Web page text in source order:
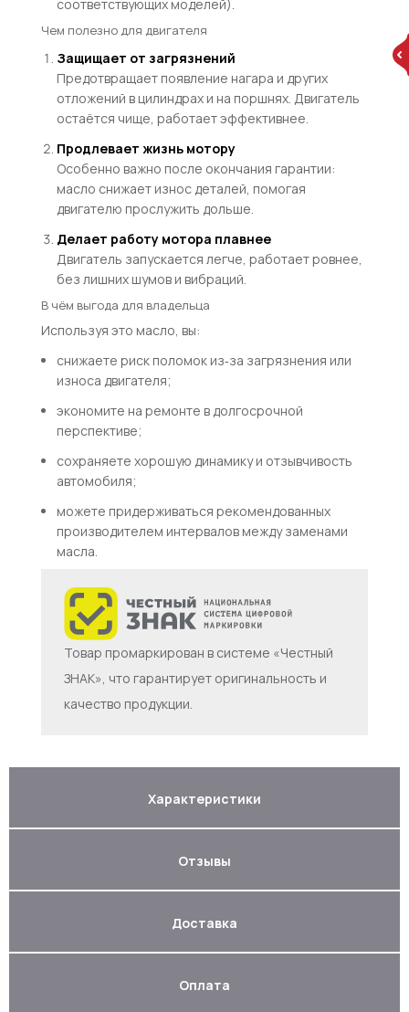
соответствующих моделей).
Чем полезно для двигателя
Защищает от загрязнений
Предотвращает появление нагара и других
отложений в цилиндрах и на поршнях. Двигатель
остаётся чище, работает эффективнее.
Продлевает жизнь мотору
Особенно важно после окончания гарантии:
масло снижает износ деталей, помогая
двигателю прослужить дольше.
Делает работу мотора плавнее
Двигатель запускается легче, работает ровнее,
без лишних шумов и вибраций.
В чём выгода для владельца
Используя это масло, вы:
снижаете риск поломок из‑за загрязнения или
износа двигателя;
экономите на ремонте в долгосрочной
перспективе;
сохраняете хорошую динамику и отзывчивость
автомобиля;
можете придерживаться рекомендованных
производителем интервалов между заменами
масла.
Товар промаркирован в системе «Честный
ЗНАК», что гарантирует оригинальность и
качество продукции.
Характеристики
Отзывы
Доставка
Оплата